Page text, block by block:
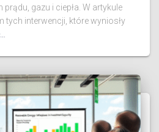
gazu i ciepła. W artykule
tych interwencji, które wyniosły